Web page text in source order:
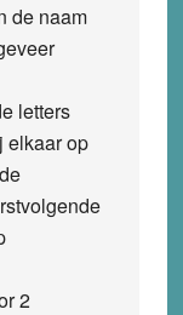
de naam
letters
elkaar op
2